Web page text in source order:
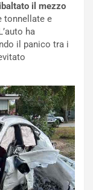
il mezzo
tonnellate e
ha
il panico tra i